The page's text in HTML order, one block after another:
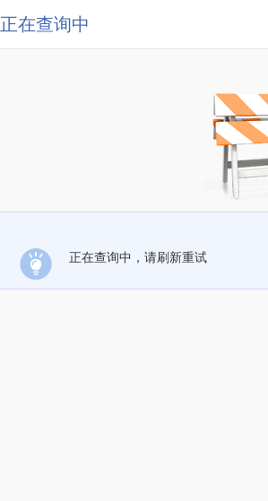
正在查询中
正在查询中，请刷新重试